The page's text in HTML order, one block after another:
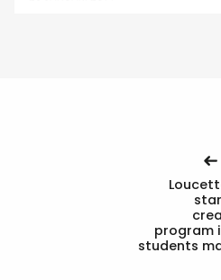
program
students